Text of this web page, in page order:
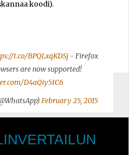
koodi).
t.co/BPQLxqKDSj- Firefox
are now supported!
D4aQiy5IC6
February 25, 2015